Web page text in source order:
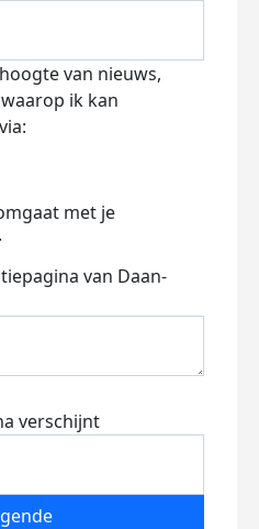
van nieuws,
ik kan
met je
van Daan-
verschijnt